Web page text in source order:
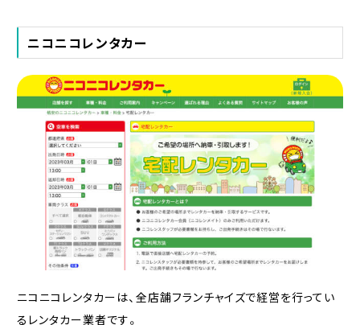
ニコニコレンタカー
ニコニコレンタカーは、全店舗フランチャイズで経営を行ってい
るレンタカー業者です。